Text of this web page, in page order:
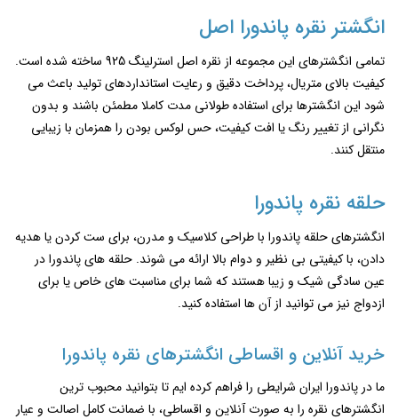
انگشتر نقره پاندورا اصل
تمامی انگشترهای این مجموعه از نقره اصل استرلینگ 925 ساخته شده‌ است.
کیفیت بالای متریال، پرداخت دقیق و رعایت استانداردهای تولید باعث می
‌شود این انگشترها برای استفاده طولانی ‌مدت کاملا مطمئن باشند و بدون
نگرانی از تغییر رنگ یا افت کیفیت، حس لوکس بودن را همزمان با زیبایی
منتقل کنند.
حلقه نقره پاندورا
انگشترهای حلقه‌ پاندورا با طراحی کلاسیک و مدرن، برای ست کردن یا هدیه
دادن، با کیفیتی بی ‌نظیر و دوام بالا ارائه می ‌شوند. حلقه های پاندورا در
عین سادگی شیک و زیبا هستند که شما برای مناسبت های خاص یا برای
ازدواج نیز می توانید از آن ها استفاده کنید.
خرید آنلاین و اقساطی انگشترهای نقره پاندورا
ما در پاندورا ایران شرایطی را فراهم کرده ‌ایم تا بتوانید محبوب ‌ترین
انگشترهای نقره را به‌ صورت آنلاین و اقساطی، با ضمانت کامل اصالت و عیار